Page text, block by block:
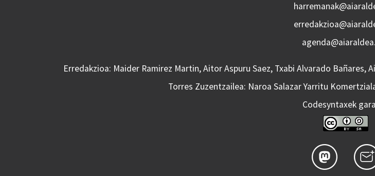
Erredakzioa: Maider Ramirez Martin, Aitor Aspuru Saez, Txabi Alvarado
Torres Zuzentzailea: Naroa Salazar Yarritu
Codesyntaxek